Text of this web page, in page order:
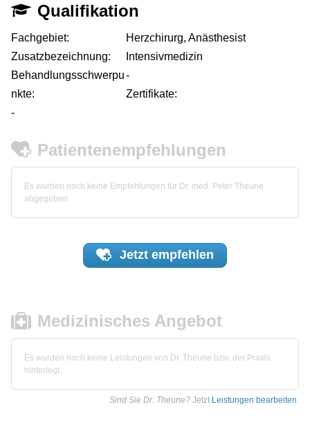
Qualifikation
Fachgebiet:
Herzchirurg, Anästhesist
Zusatzbezeichnung:
Intensivmedizin
Behandlungsschwerpu
nkte:
-
Zertifikate:
-
Patientenempfehlungen
Es wurden noch keine Empfehlungen für Dr. med. Peter Theune
abgegeben.
Jetzt empfehlen
Medizinisches Angebot
Es wurden noch keine Leistungen von Dr. Theune bzw. der Praxis
hinterlegt.
Sind Sie Dr. Theune? Jetzt Leistungen bearbeiten.